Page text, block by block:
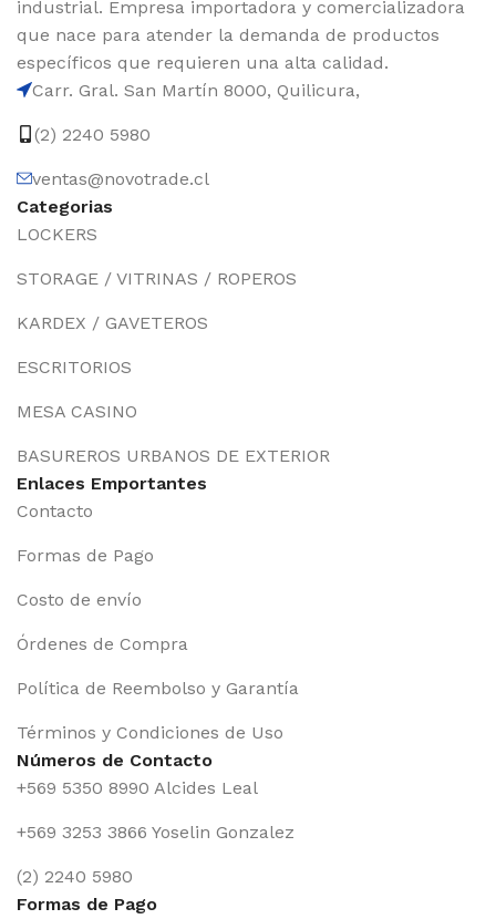
industrial. Empresa importadora y comercializadora
que nace para atender la demanda de productos
específicos que requieren una alta calidad.
Carr. Gral. San Martín 8000, Quilicura,
(2) 2240 5980
ventas@novotrade.cl
Categorias
LOCKERS
STORAGE / VITRINAS / ROPEROS
KARDEX / GAVETEROS
ESCRITORIOS
MESA CASINO
BASUREROS URBANOS DE EXTERIOR
Enlaces Emportantes
Contacto
Formas de Pago
Costo de envío
Órdenes de Compra
Política de Reembolso y Garantía
Términos y Condiciones de Uso
Números de Contacto
+569 5350 8990 Alcides Leal
+569 3253 3866 Yoselin Gonzalez
(2) 2240 5980
Formas de Pago